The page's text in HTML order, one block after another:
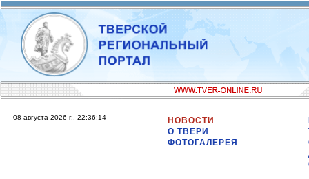
08 августа 2026 г., 22:36:14
НОВОСТИ
О ТВЕРИ
ФОТОГАЛЕРЕЯ